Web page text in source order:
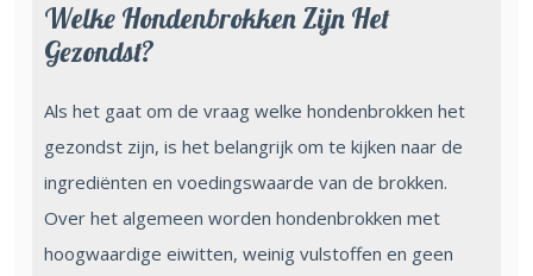
Welke Hondenbrokken Zijn Het
Gezondst?
Als het gaat om de vraag welke hondenbrokken het
gezondst zijn, is het belangrijk om te kijken naar de
ingrediënten en voedingswaarde van de brokken.
Over het algemeen worden hondenbrokken met
hoogwaardige eiwitten, weinig vulstoffen en geen